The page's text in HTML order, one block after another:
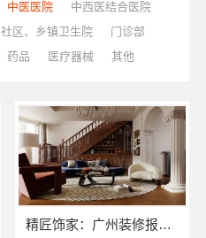
中医医院
中西医结合医院
社区、乡镇卫生院
门诊部
药品 医疗器械 其他
精匠饰家：广州装修报价全屋定制，环保建材源头管控